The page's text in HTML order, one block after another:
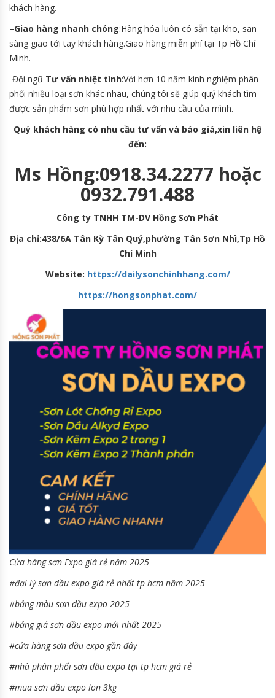
khách hàng.
–Giao hàng nhanh chóng:Hàng hóa luôn có sẵn tại kho, sãn
sàng giao tới tay khách hàng.Giao hàng miễn phí tại Tp Hồ Chí
Minh.
-Đội ngũ Tư vấn nhiệt tình:Với hơn 10 năm kinh nghiệm phân
phối nhiều loại sơn khác nhau, chúng tôi sẽ giúp quý khách tìm
được sản phẩm sơn phù hợp nhất với nhu cầu của mình.
Quý khách hàng có nhu cầu tư vấn và báo giá,xin liên hệ
đến:
Ms Hồng:0918.34.2277 hoặc
0932.791.488
Công ty TNHH TM-DV Hồng Sơn Phát
Địa chỉ:438/6A Tân Kỳ Tân Quý,phường Tân Sơn Nhì,Tp Hồ
Chí Minh
Website: https://dailysonchinhhang.com/
https://hongsonphat.com/
Cửa hàng sơn Expo giá rẻ năm 2025
#đại lý sơn dầu expo giá rẻ nhất tp hcm năm 2025
#bảng màu sơn dầu expo 2025
#bảng giá sơn dầu expo mới nhất 2025
#cửa hàng sơn dầu expo gần đây
#nhà phân phối sơn dầu expo tại tp hcm giá rẻ
#mua sơn dầu expo lon 3kg